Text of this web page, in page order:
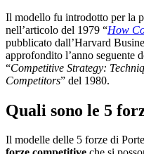
Il modello fu introdotto per la
nell’articolo del 1979 “How
pubblicato dall’Harvard
approfondito l’anno seguente
“Competitive Strategy:
Competitors” del 1980.
Quali sono le 5
Il modelle delle 5 forze di